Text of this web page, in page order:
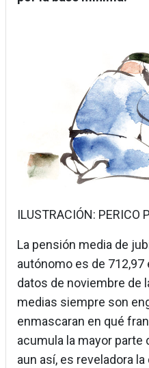
ILUSTRACIÓN: PERICO
La pensión media de
autónomo es de
datos de noviembre de
medias siempre son
enmascaran en qué
acumula la mayor
aun así, es reveladora